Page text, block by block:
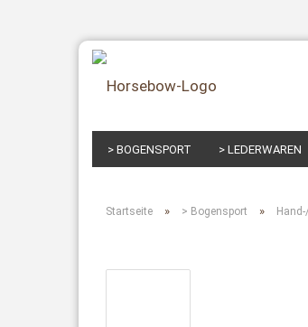
> BOGENSPORT > LEDERWAREN
Startseite » > Bogensport »